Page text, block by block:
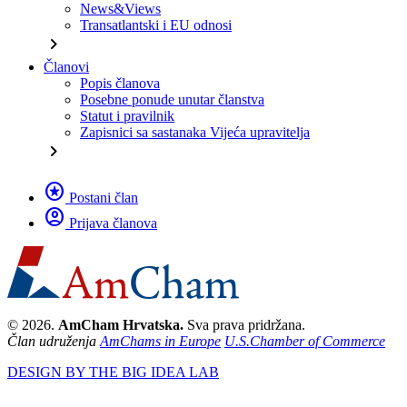
News&Views
Transatlantski i EU odnosi
chevron_right
Članovi
Popis članova
Posebne ponude unutar članstva
Statut i pravilnik
Zapisnici sa sastanaka Vijeća upravitelja
chevron_right
stars Postani član
account_circle Prijava članova
© 2026. AmCham Hrvatska. Sva prava pridržana.
Član udruženja AmChams in Europe U.S.Chamber of Commerce
DESIGN BY THE BIG IDEA LAB